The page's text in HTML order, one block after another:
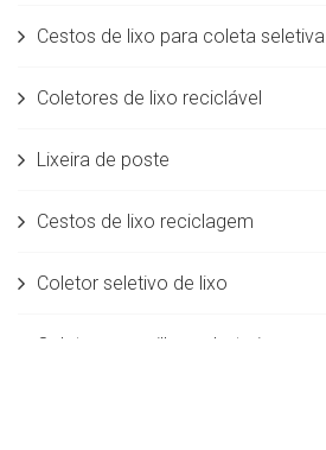
Cestos de lixo para coleta seletiva
Coletores de lixo reciclável
Lixeira de poste
Cestos de lixo reciclagem
Coletor seletivo de lixo
Coletor para pilhas e baterias